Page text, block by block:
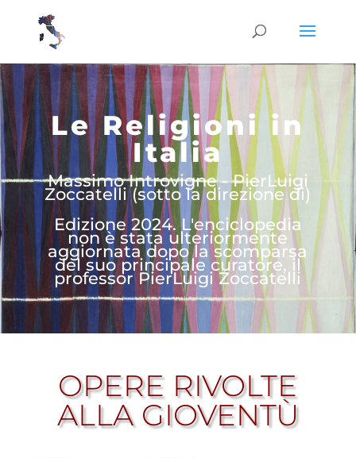
Le Religioni in
Italia
Massimo Introvigne - PierLuigi
Zoccatelli (sotto la direzione di)
Edizione 2024. L'enciclopedia
non è stata ulteriormente
aggiornata dopo la scomparsa
del suo principale curatore, il
professor PierLuigi Zoccatelli
OPERE RIVOLTE
ALLA GIOVENTÙ